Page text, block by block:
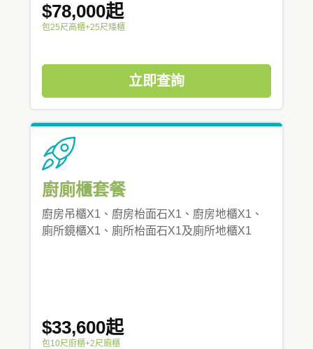
$78,000起
包25尺高櫃+25尺矮櫃
立即查詢
廚廁櫃套餐
廚房吊櫃X1、廚房枱面石X1、廚房地櫃X1、
廁所鏡櫃X1、廁所枱面石X1及廁所地櫃X1
$33,600起
包10尺廚櫃+2尺廁櫃